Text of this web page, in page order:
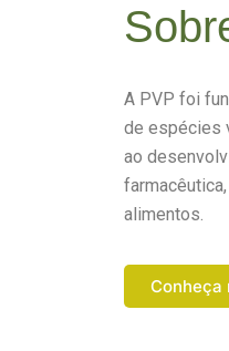
A PVP foi
de espécies
ao
alimentos.
Conheça